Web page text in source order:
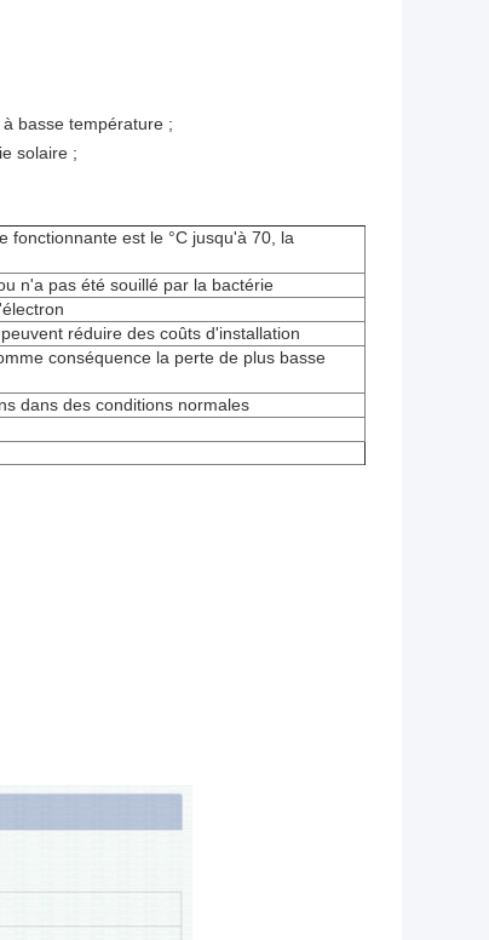
basse température ;
solaire ;
fonctionnante est le °C jusqu'à 70, la
n'a pas été souillé par la bactérie
réduire des coûts d'installation
conséquence la perte de plus basse
dans des conditions normales